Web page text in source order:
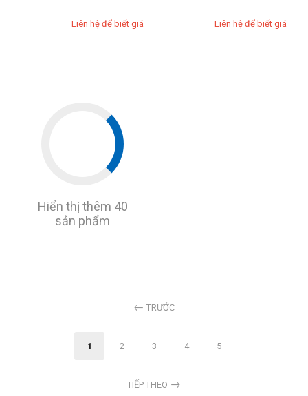
Liên hệ để biết giá Liên hệ để biết giá
Hiển thị thêm 40
sản phẩm
TRƯỚC
1 2 3 4 5
TIẾP THEO